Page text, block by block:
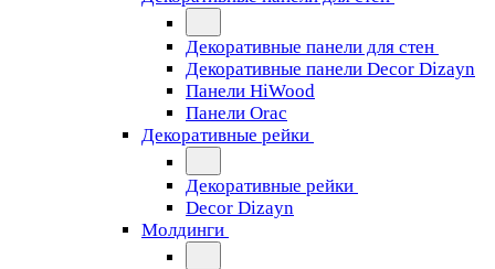
Декоративные панели для стен
Декоративные панели Decor Dizayn
Панели HiWood
Панели Orac
Декоративные рейки
Декоративные рейки
Decor Dizayn
Молдинги